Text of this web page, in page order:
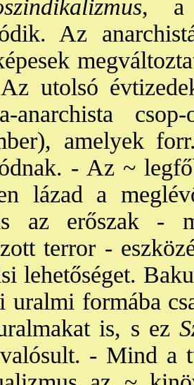
, a
Az
utolsó
anarchista
amelyek
- Az ~
lázad a
az erőszak -
terror -
lehetőséget.
uralmi formába
is, s ez
- Mind a